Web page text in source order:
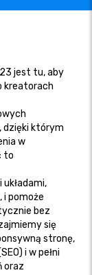
jest tu, aby
kreatorach
dzięki którym
w
to
pomoże
bez
się
stronę,
i w pełni
oraz